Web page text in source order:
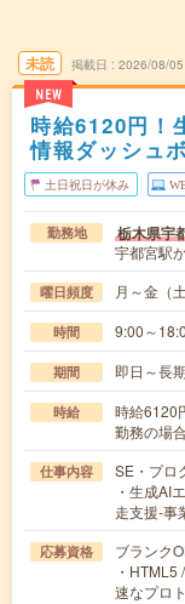
未読
NEW
掲載日 2026/08/05
時給6120円！
情報ダッシュ
土日祝日が休み
勤務地 栃木県宇
宇都宮駅
曜日頻度 月～金（
時間 9:00～
期間 即日～長
時給
時給6120
勤務の場合
仕事内容
SE・プロ
・生成AI
走支援-事
応募資格
ブランク
・
速なプロ